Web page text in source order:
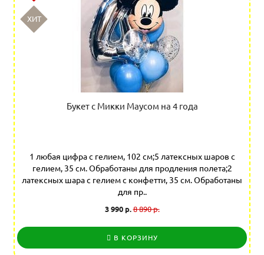
ХИТ
Букет с Микки Маусом на 4 года
1 любая цифра с гелием, 102 см;5 латексных шаров с
гелием, 35 см. Обработаны для продления полета;2
латексных шара с гелием с конфетти, 35 см. Обработаны
для пр..
3 990 р.8 890 р.
В КОРЗИНУ